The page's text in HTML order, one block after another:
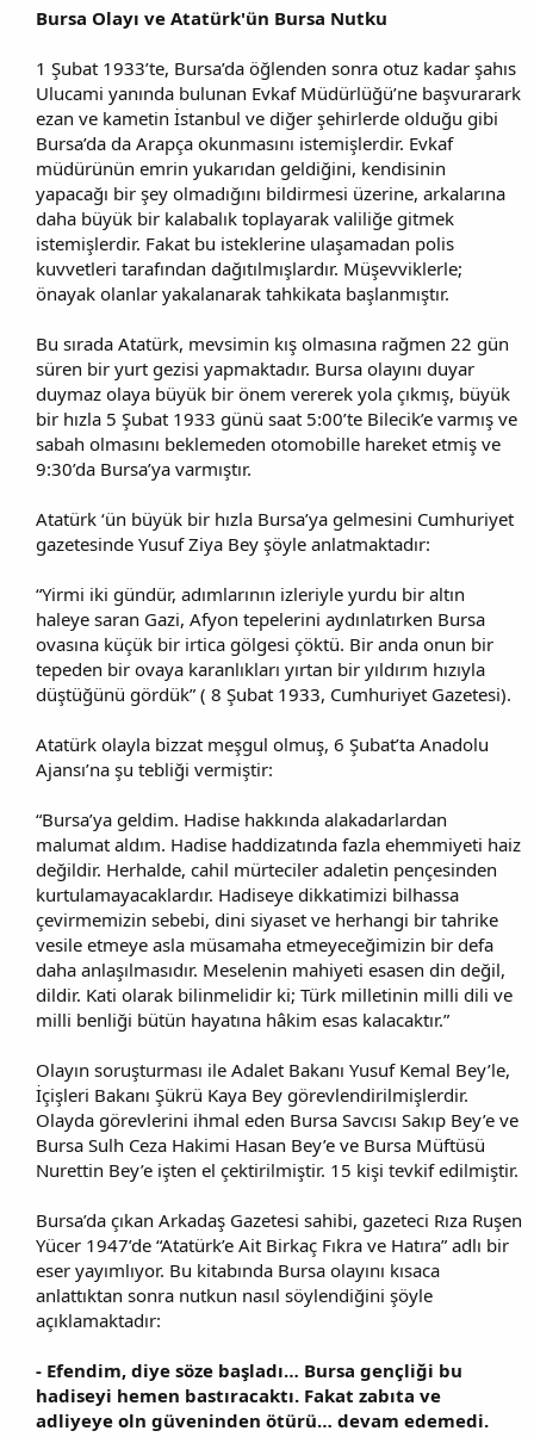
Bursa Olayı ve Atatürk'ün Bursa Nutku
1 Şubat 1933’te, Bursa’da öğlenden sonra otuz kadar şahıs
Ulucami yanında bulunan Evkaf Müdürlüğü’ne başvurarark
ezan ve kametin İstanbul ve diğer şehirlerde olduğu gibi
Bursa’da da Arapça okunmasını istemişlerdir. Evkaf
müdürünün emrin yukarıdan geldiğini, kendisinin
yapacağı bir şey olmadığını bildirmesi üzerine, arkalarına
daha büyük bir kalabalık toplayarak valiliğe gitmek
istemişlerdir. Fakat bu isteklerine ulaşamadan polis
kuvvetleri tarafından dağıtılmışlardır. Müşevviklerle;
önayak olanlar yakalanarak tahkikata başlanmıştır.
Bu sırada Atatürk, mevsimin kış olmasına rağmen 22 gün
süren bir yurt gezisi yapmaktadır. Bursa olayını duyar
duymaz olaya büyük bir önem vererek yola çıkmış, büyük
bir hızla 5 Şubat 1933 günü saat 5:00’te Bilecik’e varmış ve
sabah olmasını beklemeden otomobille hareket etmiş ve
9:30’da Bursa’ya varmıştır.
Atatürk ‘ün büyük bir hızla Bursa’ya gelmesini Cumhuriyet
gazetesinde Yusuf Ziya Bey şöyle anlatmaktadır:
“Yirmi iki gündür, adımlarının izleriyle yurdu bir altın
haleye saran Gazi, Afyon tepelerini aydınlatırken Bursa
ovasına küçük bir irtica gölgesi çöktü. Bir anda onun bir
tepeden bir ovaya karanlıkları yırtan bir yıldırım hızıyla
düştüğünü gördük” ( 8 Şubat 1933, Cumhuriyet Gazetesi).
Atatürk olayla bizzat meşgul olmuş, 6 Şubat’ta Anadolu
Ajansı’na şu tebliği vermiştir:
“Bursa’ya geldim. Hadise hakkında alakadarlardan
malumat aldım. Hadise haddizatında fazla ehemmiyeti haiz
değildir. Herhalde, cahil mürteciler adaletin pençesinden
kurtulamayacaklardır. Hadiseye dikkatimizi bilhassa
çevirmemizin sebebi, dini siyaset ve herhangi bir tahrike
vesile etmeye asla müsamaha etmeyeceğimizin bir defa
daha anlaşılmasıdır. Meselenin mahiyeti esasen din değil,
dildir. Kati olarak bilinmelidir ki; Türk milletinin milli dili ve
milli benliği bütün hayatına hâkim esas kalacaktır.”
Olayın soruşturması ile Adalet Bakanı Yusuf Kemal Bey’le,
İçişleri Bakanı Şükrü Kaya Bey görevlendirilmişlerdir.
Olayda görevlerini ihmal eden Bursa Savcısı Sakıp Bey’e ve
Bursa Sulh Ceza Hakimi Hasan Bey’e ve Bursa Müftüsü
Nurettin Bey’e işten el çektirilmiştir. 15 kişi tevkif edilmiştir.
Bursa’da çıkan Arkadaş Gazetesi sahibi, gazeteci Rıza Ruşen
Yücer 1947’de “Atatürk’e Ait Birkaç Fıkra ve Hatıra” adlı bir
eser yayımlıyor. Bu kitabında Bursa olayını kısaca
anlattıktan sonra nutkun nasıl söylendiğini şöyle
açıklamaktadır:
- Efendim, diye söze başladı… Bursa gençliği bu
hadiseyi hemen bastıracaktı. Fakat zabıta ve
adliyeye oln güveninden ötürü… devam edemedi.